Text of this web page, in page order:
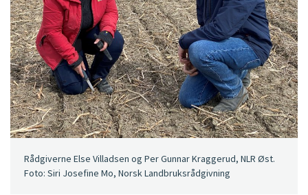
Rådgiverne Else Villadsen og Per Gunnar Kraggerud, NLR Øst.
Foto: Siri Josefine Mo, Norsk Landbruksrådgivning